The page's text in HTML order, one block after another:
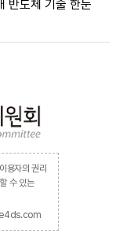
반도체 기술 한눈
용자의 권리
수 있는